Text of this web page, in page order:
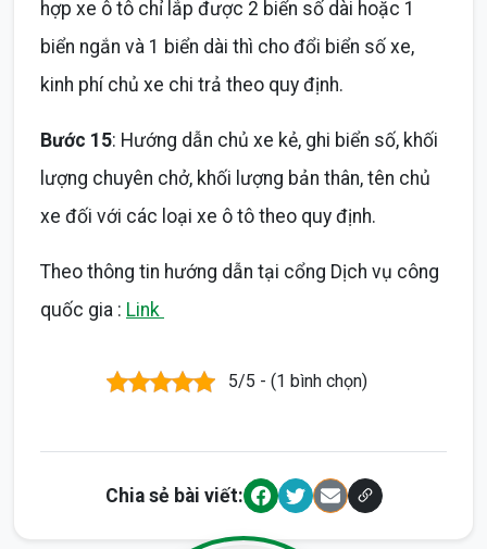
hợp xe ô tô chỉ lắp được 2 biển số dài hoặc 1
biển ngắn và 1 biển dài thì cho đổi biển số xe,
kinh phí chủ xe chi trả theo quy định.
Bước 15: Hướng dẫn chủ xe kẻ, ghi biển số, khối
lượng chuyên chở, khối lượng bản thân, tên chủ
xe đối với các loại xe ô tô theo quy định.
Theo thông tin hướng dẫn tại cổng Dịch vụ công
quốc gia : Link
5/5 - (1 bình chọn)
Chia sẻ bài viết: